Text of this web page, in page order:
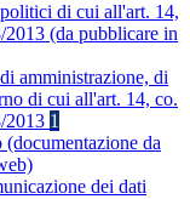
di cui all'art. 14,
(da pubblicare in
amministrazione, di
di cui all'art. 14, co.
2013 1
da
dei dati